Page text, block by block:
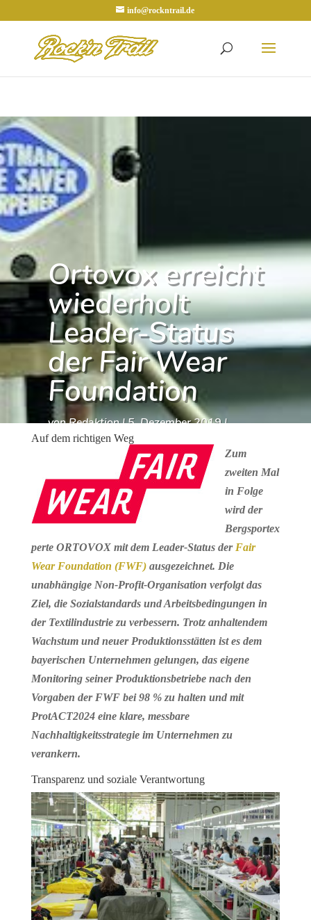
info@rockntrail.de
Ortovox erreicht
wiederholt
Leader-Status
der Fair Wear
Foundation
vonRedaktion|5. Dezember 2019|
Ausrüstungs-News,Shells
Auf dem richtigen Weg
Zum
zweiten Mal
in Folge
wird der
Bergsportex
perte ORTOVOX mit dem Leader-Status der Fair
Wear Foundation (FWF)ausgezeichnet. Die
unabhängige Non-Profit-Organisation verfolgt das
Ziel, die Sozialstandards und Arbeitsbedingungen in
der Textilindustrie zu verbessern. Trotz anhaltendem
Wachstum und neuer Produktionsstätten ist es dem
bayerischen Unternehmen gelungen, das eigene
Monitoring seiner Produktionsbetriebe nach den
Vorgaben der FWF bei 98 % zu halten und mit
ProtACT2024 eine klare, messbare
Nachhaltigkeitsstrategie im Unternehmen zu
verankern.
Transparenz und soziale Verantwortung